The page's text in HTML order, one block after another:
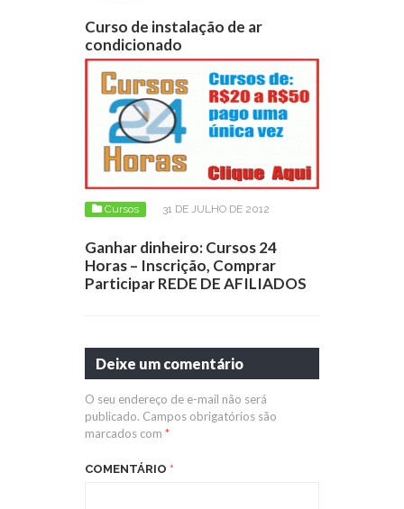
Curso de instalação de ar
condicionado
Cursos 31 DE JULHO DE 2012
Ganhar dinheiro: Cursos 24
Horas – Inscrição, Comprar
Participar REDE DE AFILIADOS
Deixe um comentário
O seu endereço de e-mail não será
publicado. Campos obrigatórios são
marcados com *
COMENTÁRIO *